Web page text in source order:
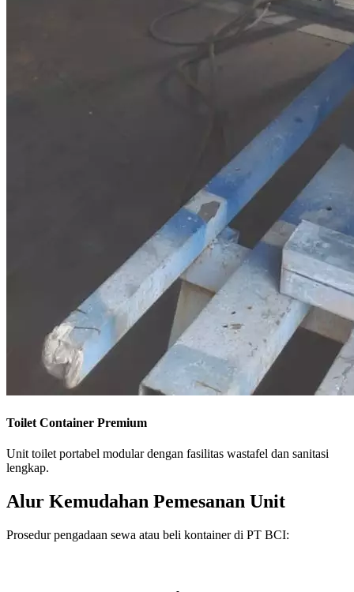
Toilet Container Premium
Unit toilet portabel modular dengan fasilitas wastafel dan sanitasi
lengkap.
Alur Kemudahan Pemesanan Unit
Prosedur pengadaan sewa atau beli kontainer di PT BCI: